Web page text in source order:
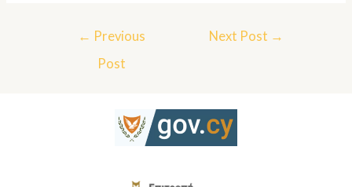
← Previous
Post
Next Post →